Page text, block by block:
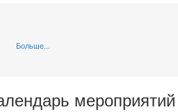
Больше...
мероприятий